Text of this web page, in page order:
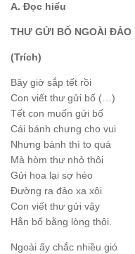
A. Đọc hiểu
THƯ GỬI BỐ NGOÀI ĐẢO
(Trích)
Bây giờ sắp tết rồi
Con viết thư gửi bố (…)
Tết con muốn gửi bố
Cái bánh chưng cho vui
Nhưng bánh thì to quá
Mà hòm thư nhỏ thôi
Gửi hoa lại sợ héo
Đường ra đảo xa xôi
Con viết thư gửi vậy
Hẳn bố bằng lòng thôi.
Ngoài ấy chắc nhiều gió